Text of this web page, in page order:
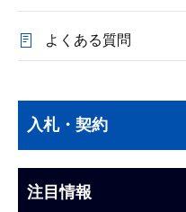
よくある質問
文
こ
ま
サ
ブ
ビ
入札・契約
注目情報